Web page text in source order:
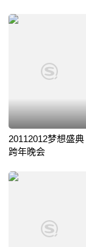
20112012梦想盛典
跨年晚会